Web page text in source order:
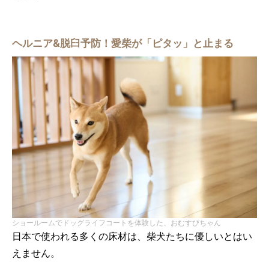
ヘルニア&脱臼予防！愛柴が「ピタッ」と止まる
ショールームでドッグライフコートを体験した、おむすびちゃん
日本で使われる多くの床材は、柴犬たちに優しいとはい
えません。